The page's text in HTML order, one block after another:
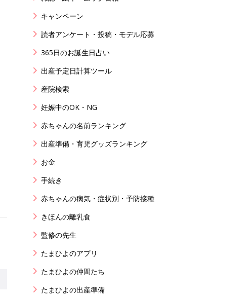
キャンペーン
読者アンケート・投稿・モデル応募
365日のお誕生日占い
出産予定日計算ツール
産院検索
妊娠中のOK・NG
赤ちゃんの名前ランキング
出産準備・育児グッズランキング
お金
手続き
赤ちゃんの病気・症状別・予防接種
きほんの離乳食
監修の先生
たまひよのアプリ
たまひよの仲間たち
たまひよの出産準備